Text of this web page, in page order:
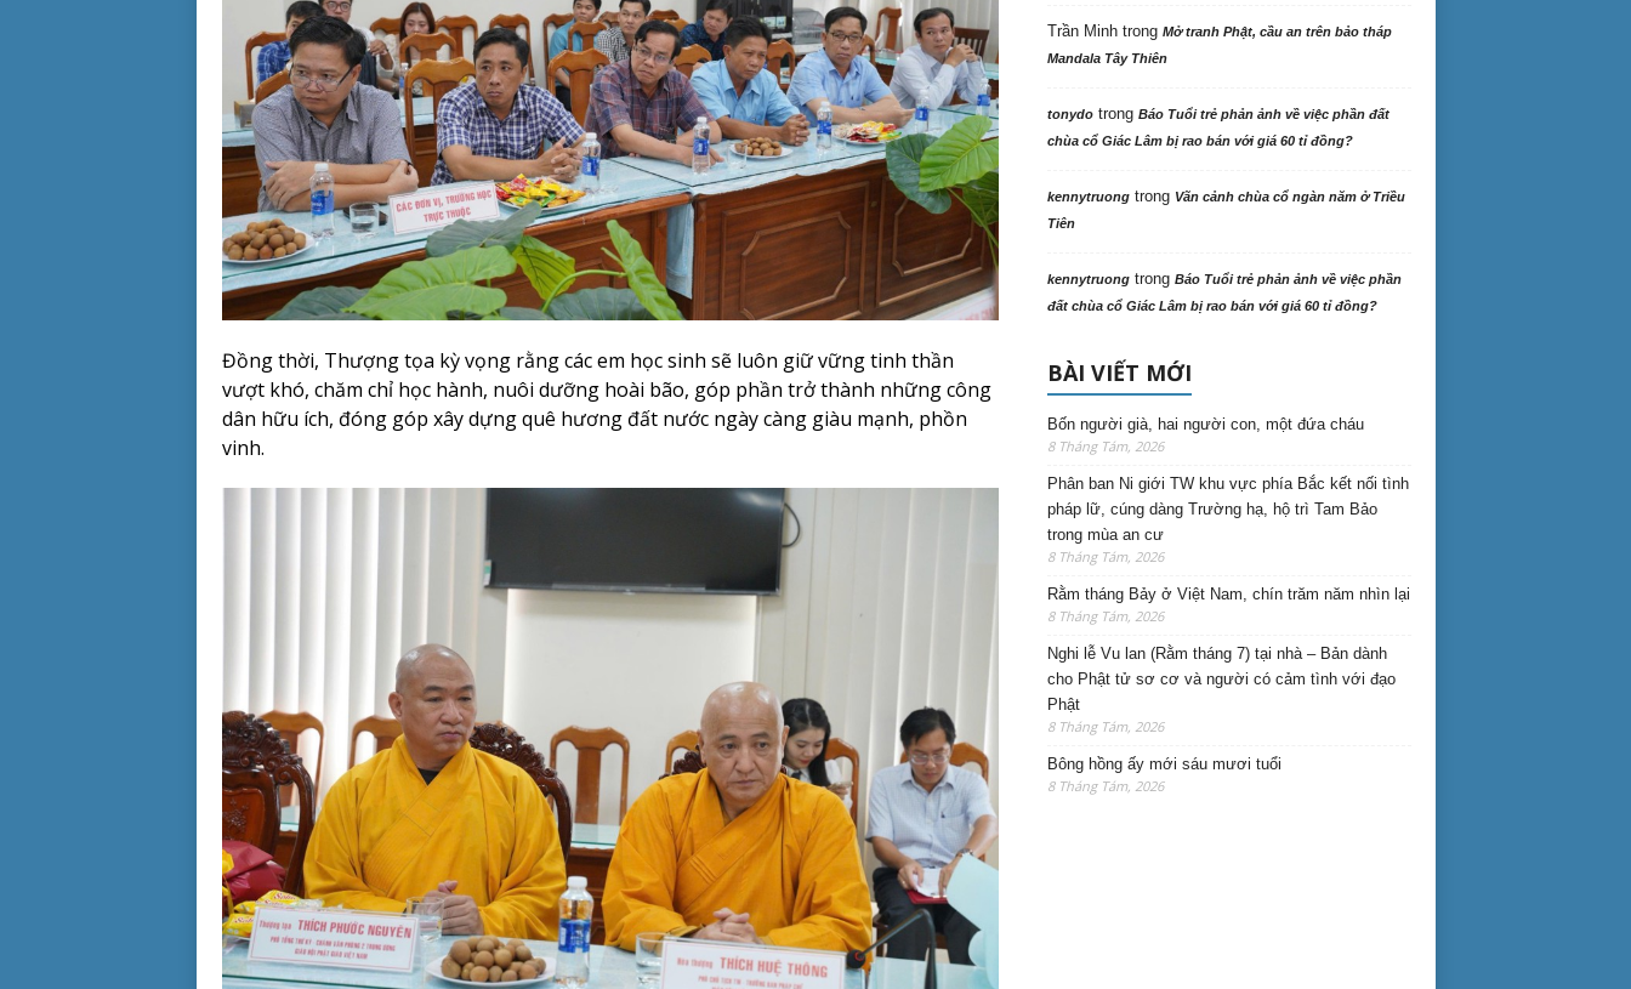
Đồng thời, Thượng tọa kỳ vọng rằng các em học sinh sẽ luôn giữ vững tinh thần
vượt khó, chăm chỉ học hành, nuôi dưỡng hoài bão, góp phần trở thành những công
dân hữu ích, đóng góp xây dựng quê hương đất nước ngày càng giàu mạnh, phồn
vinh.
Trần Minhtrong Mở tranh Phật, cầu an trên bảo tháp
Mandala Tây Thiên
tonydotrong Báo Tuổi trẻ phản ảnh về việc phần đất
chùa cổ Giác Lâm bị rao bán với giá 60 tỉ đồng?
kennytruongtrong Vãn cảnh chùa cổ ngàn năm ở Triều
Tiên
kennytruongtrong Báo Tuổi trẻ phản ảnh về việc phần
đất chùa cổ Giác Lâm bị rao bán với giá 60 tỉ đồng?
BÀI VIẾT MỚI
Bốn người già, hai người con, một đứa cháu
8 Tháng Tám, 2026
Phân ban Ni giới TW khu vực phía Bắc kết nối tình
pháp lữ, cúng dàng Trường hạ, hộ trì Tam Bảo
trong mùa an cư
8 Tháng Tám, 2026
Rằm tháng Bảy ở Việt Nam, chín trăm năm nhìn lại
8 Tháng Tám, 2026
Nghi lễ Vu lan (Rằm tháng 7) tại nhà – Bản dành
cho Phật tử sơ cơ và người có cảm tình với đạo
Phật
8 Tháng Tám, 2026
Bông hồng ấy mới sáu mươi tuổi
8 Tháng Tám, 2026